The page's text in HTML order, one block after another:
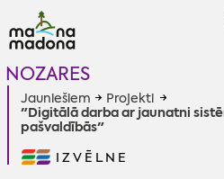
NOZARES
Jauniešiem Projekti
"Digitālā darba ar jaunatni
pašvaldībās"
IZVĒLNE